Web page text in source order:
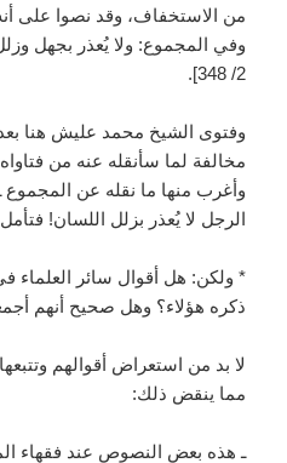
من الاستخفاف، وقد نصوا على
وفي المجموع: ولا يُعذر بجهل
2/ 348].
وفتوى الشيخ محمد عليش هنا بعدم
مخالفة لما سأنقله عنه من
وأغرب منها ما نقله عن المجموع
الرجل لا يُعذر بزلل اللسان!
* ولكن: هل أقوال سائر العلماء
ذكره هؤلاء؟ وهل صحيح أنهم
لا بد من استعراض أقوالهم
مما ينقض ذلك:
ـ هذه بعض النصوص عند فقهاء